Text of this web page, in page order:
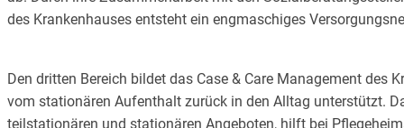
des Krankenhauses entsteht ein engmaschiges
Den dritten Bereich bildet das Case & Care Management des
vom stationären Aufenthalt zurück in den Alltag unterstützt.
teilstationären und stationären Angeboten, hilft bei